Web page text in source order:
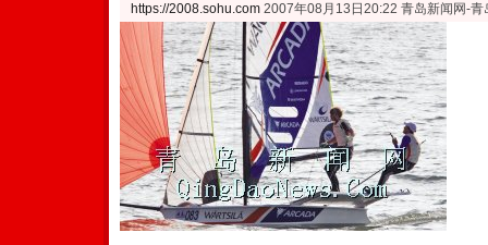
https://2008.sohu.com 2007年08月13日20:22 青岛新闻网-青